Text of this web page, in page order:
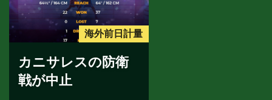
海外前日計量
カニサレスの防衛
戦が中止